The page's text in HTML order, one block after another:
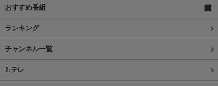
おすすめ番組
ランキング
チャンネル一覧
J:テレ